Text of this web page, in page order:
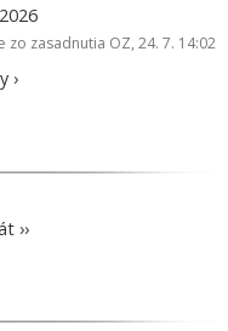
zo zasadnutia OZ, 24. 7. 14:02
›
››